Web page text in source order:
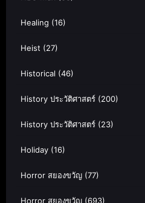
Healing (16)
Heist (27)
Historical (46)
History ประวัติศาสตร์ (200)
History ประวัติศาสตร์ (23)
Holiday (16)
Horror สยองขวัญ (77)
Horror สยองขวัญ (693)